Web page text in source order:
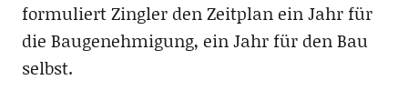
formuliert Zingler den Zeitplan ein Jahr für
die Baugenehmigung, ein Jahr für den Bau
selbst.